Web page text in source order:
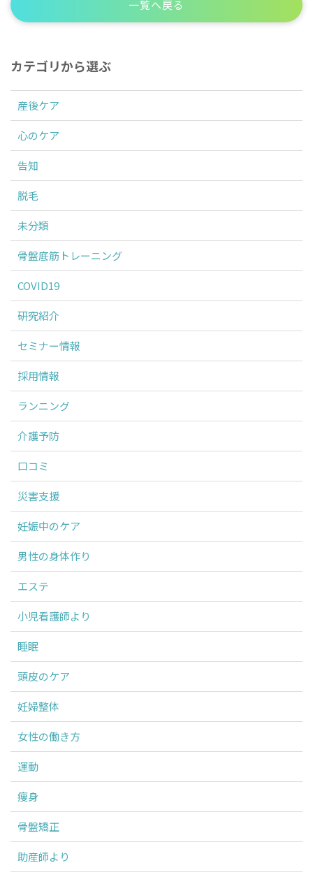
一覧へ戻る
カテゴリから選ぶ
産後ケア
心のケア
告知
脱毛
未分類
骨盤底筋トレーニング
COVID19
研究紹介
セミナー情報
採用情報
ランニング
介護予防
口コミ
災害支援
妊娠中のケア
男性の身体作り
エステ
小児看護師より
睡眠
頭皮のケア
妊婦整体
女性の働き方
運動
痩身
骨盤矯正
助産師より